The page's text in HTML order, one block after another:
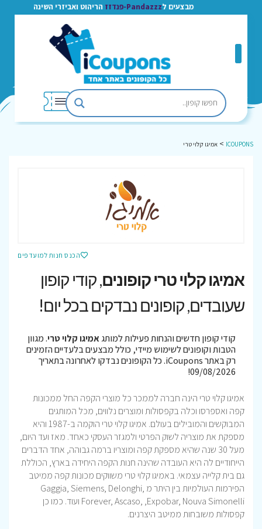
מבצעים לPandazzz-פנדזז הריהוט ואביזרי השינה
ICOUPONS
> אמיגו קלוי טרי
הכנס חנות למועדפים
אמיגו קלוי טרי קופונים, קודי קופון
שעובדים, קופונים נבדקים בכל יום!
קודי קופון חדשים והנחות פעילות למותגאמיגו קלוי טרי. מגוון
הטבות וקופונים לשימוש מיידי, כולל מבצעים בלעדיים הזמינים
רק באתר iCoupons. כל הקופונים נבדקו לאחרונה בתאריך
09/08/2026!
אמיגו קלוי טרי הינה חברה לממכר כל מוצרי הקפה החל ממכונות
קפה ואספרסו וכלה בקפסולות ומוצרים נלווים, מכל המותגים
המבוקשים והמובילים בעולם. אמיגו קלוי טרי הוקמה ב-1987 והיא
מספקת את מוצריה לשוק הפרטי ולמגזר העסקי כאחד. מאז ועד היום,
מעל 30 שנה שהיא מספקת קפה ומוצריו ברמה גבוהה, אחד הדברים
הייחודיים לה היא העובדה שהינה חנות הקפה היחידה בארץ, הכוללת
גם בית קלייה עצמאי. באמיגו קלוי טרי משווקים מכונות קפה ממיטב
הפירמות העולמיות בין היתר מ Gaggia, Siemens, Delonghi,
Forever, Ascaso, ,Expobar, Nouva Simonelli ועוד. כמו כן
קפסולות משובחות ממיטב היצרנים.